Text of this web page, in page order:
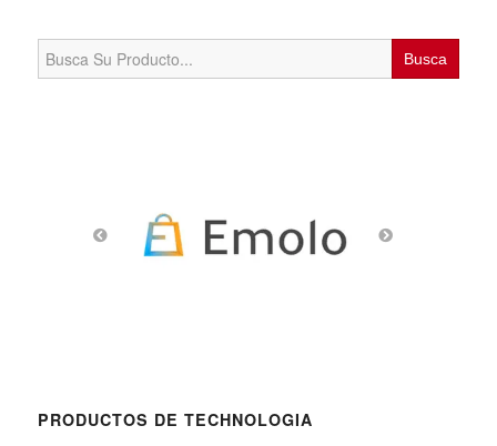
Search
for:
PRODUCTOS DE TECHNOLOGIA